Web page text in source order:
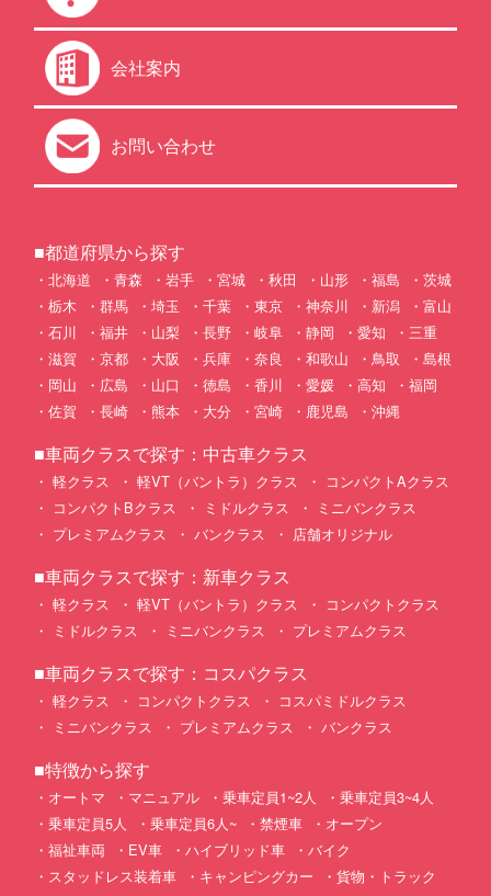
会社案内
お問い合わせ
■都道府県から探す
北海道 青森 岩手 宮城 秋田 山形 福島
茨城
栃木
群馬 埼玉 千葉 東京 神奈川 新潟
富山
石川
福井 山梨 長野 岐阜 静岡 愛知
三重
滋賀
京都 大阪 兵庫 奈良 和歌山 鳥取
島根
岡山
広島 山口 徳島 香川 愛媛 高知
福岡
佐賀
長崎 熊本 大分 宮崎 鹿児島 沖縄
■車両クラスで探す：中古車クラス
軽クラス 軽VT（バントラ）クラス
コンパクトAクラス
コンパクトBクラス
ミドルクラス
ミニバンクラス
プレミアムクラス
バンクラス 店舗オリジナル
■車両クラスで探す：新車クラス
軽クラス 軽VT（バントラ）クラス
コンパクトクラス
ミドルクラス
ミニバンクラス プレミアムクラス
■車両クラスで探す：コスパクラス
軽クラス コンパクトクラス
コスパミドルクラス
ミニバンクラス
プレミアムクラス バンクラス
■特徴から探す
オートマ マニュアル 乗車定員1~2人
乗車定員3~4人
乗車定員5人
乗車定員6人~ 禁煙車
オープン
福祉車両
EV車 ハイブリッド車
バイク
スタッドレス装着車
キャンピングカー
貨物・トラック